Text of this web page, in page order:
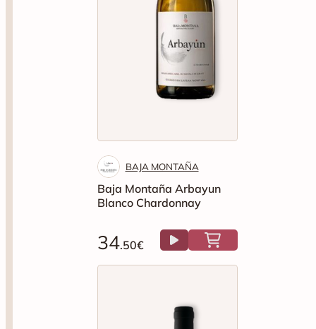
BAJA MONTAÑA
Baja Montaña Arbayun
Blanco Chardonnay
34.50€